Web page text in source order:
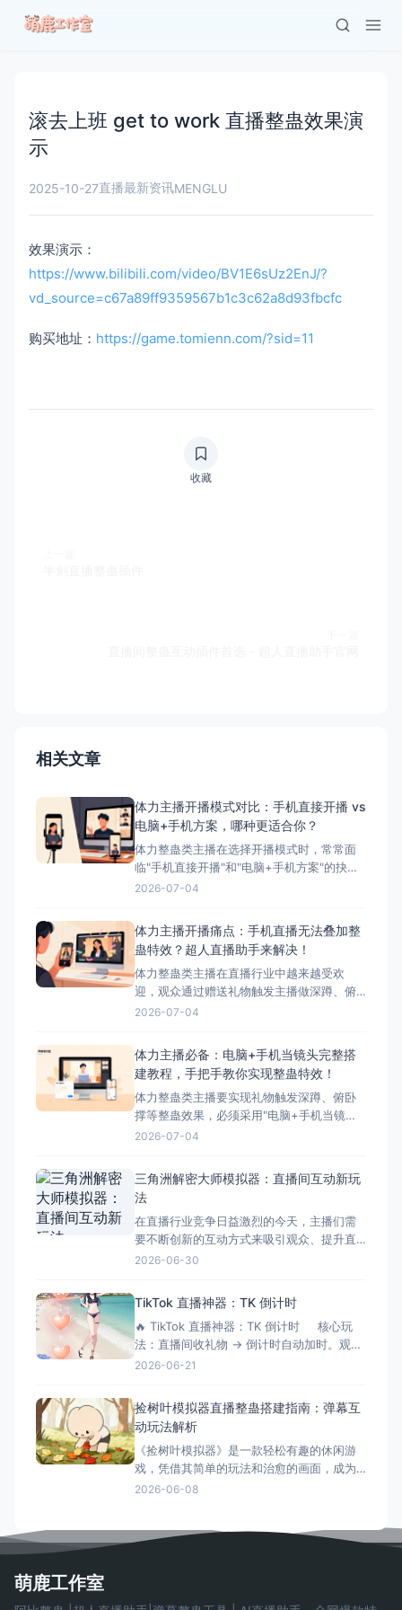
滚去上班 get to work 直播整蛊效果演
示
2025-10-27直播最新资讯MENGLU
效果演示：
https://www.bilibili.com/video/BV1E6sUz2EnJ/?
vd_source=c67a89ff9359567b1c3c62a8d93fbcfc
购买地址： https://game.tomienn.com/?sid=11
收藏
相关文章
体力主播开播模式对比：手机直接开播 vs
电脑+手机方案，哪种更适合你？
体力整蛊类主播在选择开播模式时，常常面
临"手机直接开播"和"电脑+手机方案"的抉
择。本文将详细对比这两种模式的优缺点，
播模式简介 ### 模式一：手机直接开播 这
是最简单、最常用的开播方式，主播直接使
2026-07-04
体力主播开播痛点：手机直播无法叠加整
蛊特效？超人直播助手来解决！
体力整蛊类主播在直播行业中越来越受欢
迎，观众通过赠送礼物触发主播做深蹲、俯
卧撑等体力动作，互动性极强。然而，这类
析这一痛点，并为您提供完美解决方案——
超人直播助手。 &nbsp; ## 体力主播面临的
核心痛点 &nbs
2026-07-04
体力主播必备：电脑+手机当镜头完整搭
建教程，手把手教你实现整蛊特效！
体力整蛊类主播要实现礼物触发深蹲、俯卧
撑等整蛊效果，必须采用"电脑+手机当镜
头"的组合方案。本文将手把手教您完成整个
系统，配置建议：Intel i5以上处理器、8GB
2026-07-04
三角洲解密大师模拟器：直播间互动新玩
法
在直播行业竞争日益激烈的今天，主播们需
要不断创新的互动方式来吸引观众、提升直
播间氛围。三角洲解密大师模拟器作为一款
能够增加直播的趣味性，还能有效延长观众
停留时间，提升直播间的活跃度和收益。 什
么是三角洲解密大师模拟器？
2026-06-30
TikTok 直播神器：TK 倒计时
🔥 TikTok 直播神器：TK 倒计时 核心玩
法：直播间收礼物 → 倒计时自动加时。观众
刷得越猛，直播/挑战时间越长！完美适配
TikTok 直
2026-06-21
捡树叶模拟器直播整蛊搭建指南：弹幕互
动玩法解析
《捡树叶模拟器》是一款轻松有趣的休闲游
戏，凭借其简单的玩法和治愈的画面，成为
了直播整蛊玩法的新选择。今天就来详细介
闲模拟游戏，玩家需要在美丽的森林中收集
2026-06-08
萌鹿工作室